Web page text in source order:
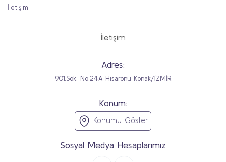
İletişim
İletişim
Adres:
901.Sok. No:24A Hisarönü Konak/İZMİR
Konum:
Konumu Göster
Sosyal Medya Hesaplarımız